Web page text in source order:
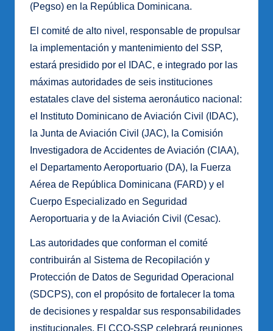
(Pegso) en la República Dominicana.
El comité de alto nivel, responsable de propulsar
la implementación y mantenimiento del SSP,
estará presidido por el IDAC, e integrado por las
máximas autoridades de seis instituciones
estatales clave del sistema aeronáutico nacional:
el Instituto Dominicano de Aviación Civil (IDAC),
la Junta de Aviación Civil (JAC), la Comisión
Investigadora de Accidentes de Aviación (CIAA),
el Departamento Aeroportuario (DA), la Fuerza
Aérea de República Dominicana (FARD) y el
Cuerpo Especializado en Seguridad
Aeroportuaria y de la Aviación Civil (Cesac).
Las autoridades que conforman el comité
contribuirán al Sistema de Recopilación y
Protección de Datos de Seguridad Operacional
(SDCPS), con el propósito de fortalecer la toma
de decisiones y respaldar sus responsabilidades
institucionales. El CCO-SSP celebrará reuniones